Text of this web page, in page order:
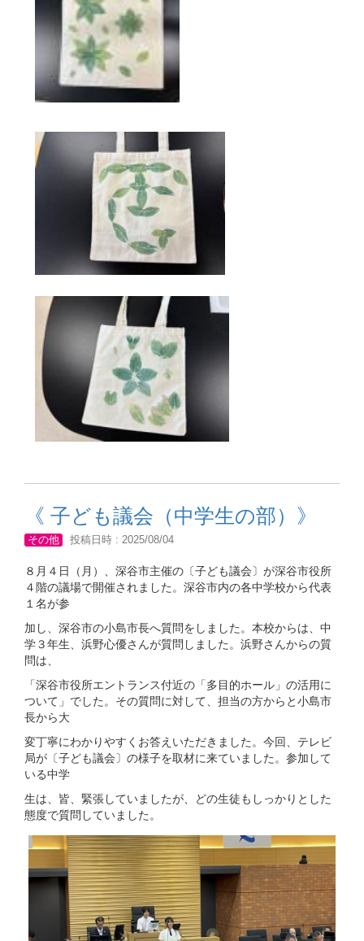
《 子ども議会（中学生の部）》
その他 投稿日時 : 2025/08/04
８月４日（月）、深谷市主催の〔子ども議会〕が深谷市役所
４階の議場で開催されました。深谷市内の各中学校から代表
１名が参
加し、深谷市の小島市長へ質問をしました。本校からは、中
学３年生、浜野心優さんが質問しました。浜野さんからの質
問は、
「深谷市役所エントランス付近の「多目的ホール」の活用に
ついて」でした。その質問に対して、担当の方からと小島市
長から大
変丁寧にわかりやすくお答えいただきました。今回、テレビ
局が〔子ども議会〕の様子を取材に来ていました。参加して
いる中学
生は、皆、緊張していましたが、どの生徒もしっかりとした
態度で質問していました。